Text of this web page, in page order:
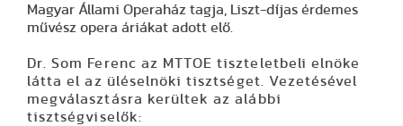
Magyar Állami Operaház tagja, Liszt-díjas érdemes
művész opera áriákat adott elő.
Dr. Som Ferenc az MTTOE tiszteletbeli elnöke
látta el az üléselnöki tisztséget. Vezetésével
megválasztásra kerültek az alábbi
tisztségviselők: